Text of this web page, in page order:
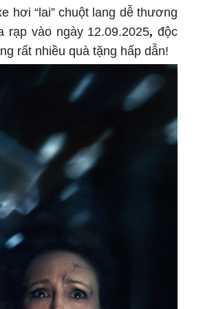
hơi “lai” chuột lang dễ thương
rạp vào ngày 12.09.2025,độc
rất nhiều quà tặng hấp dẫn!